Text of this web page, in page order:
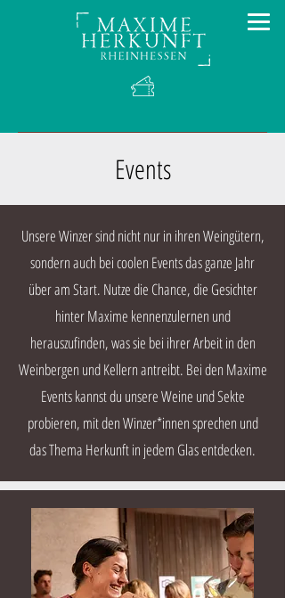
Events
Unsere Winzer sind nicht nur in ihren Weingütern,
sondern auch bei coolen Events das ganze Jahr
über am Start. Nutze die Chance, die Gesichter
hinter Maxime kennenzulernen und
herauszufinden, was sie bei ihrer Arbeit in den
Weinbergen und Kellern antreibt. Bei den Maxime
Events kannst du unsere Weine und Sekte
probieren, mit den Winzer*innen sprechen und
das Thema Herkunft in jedem Glas entdecken.